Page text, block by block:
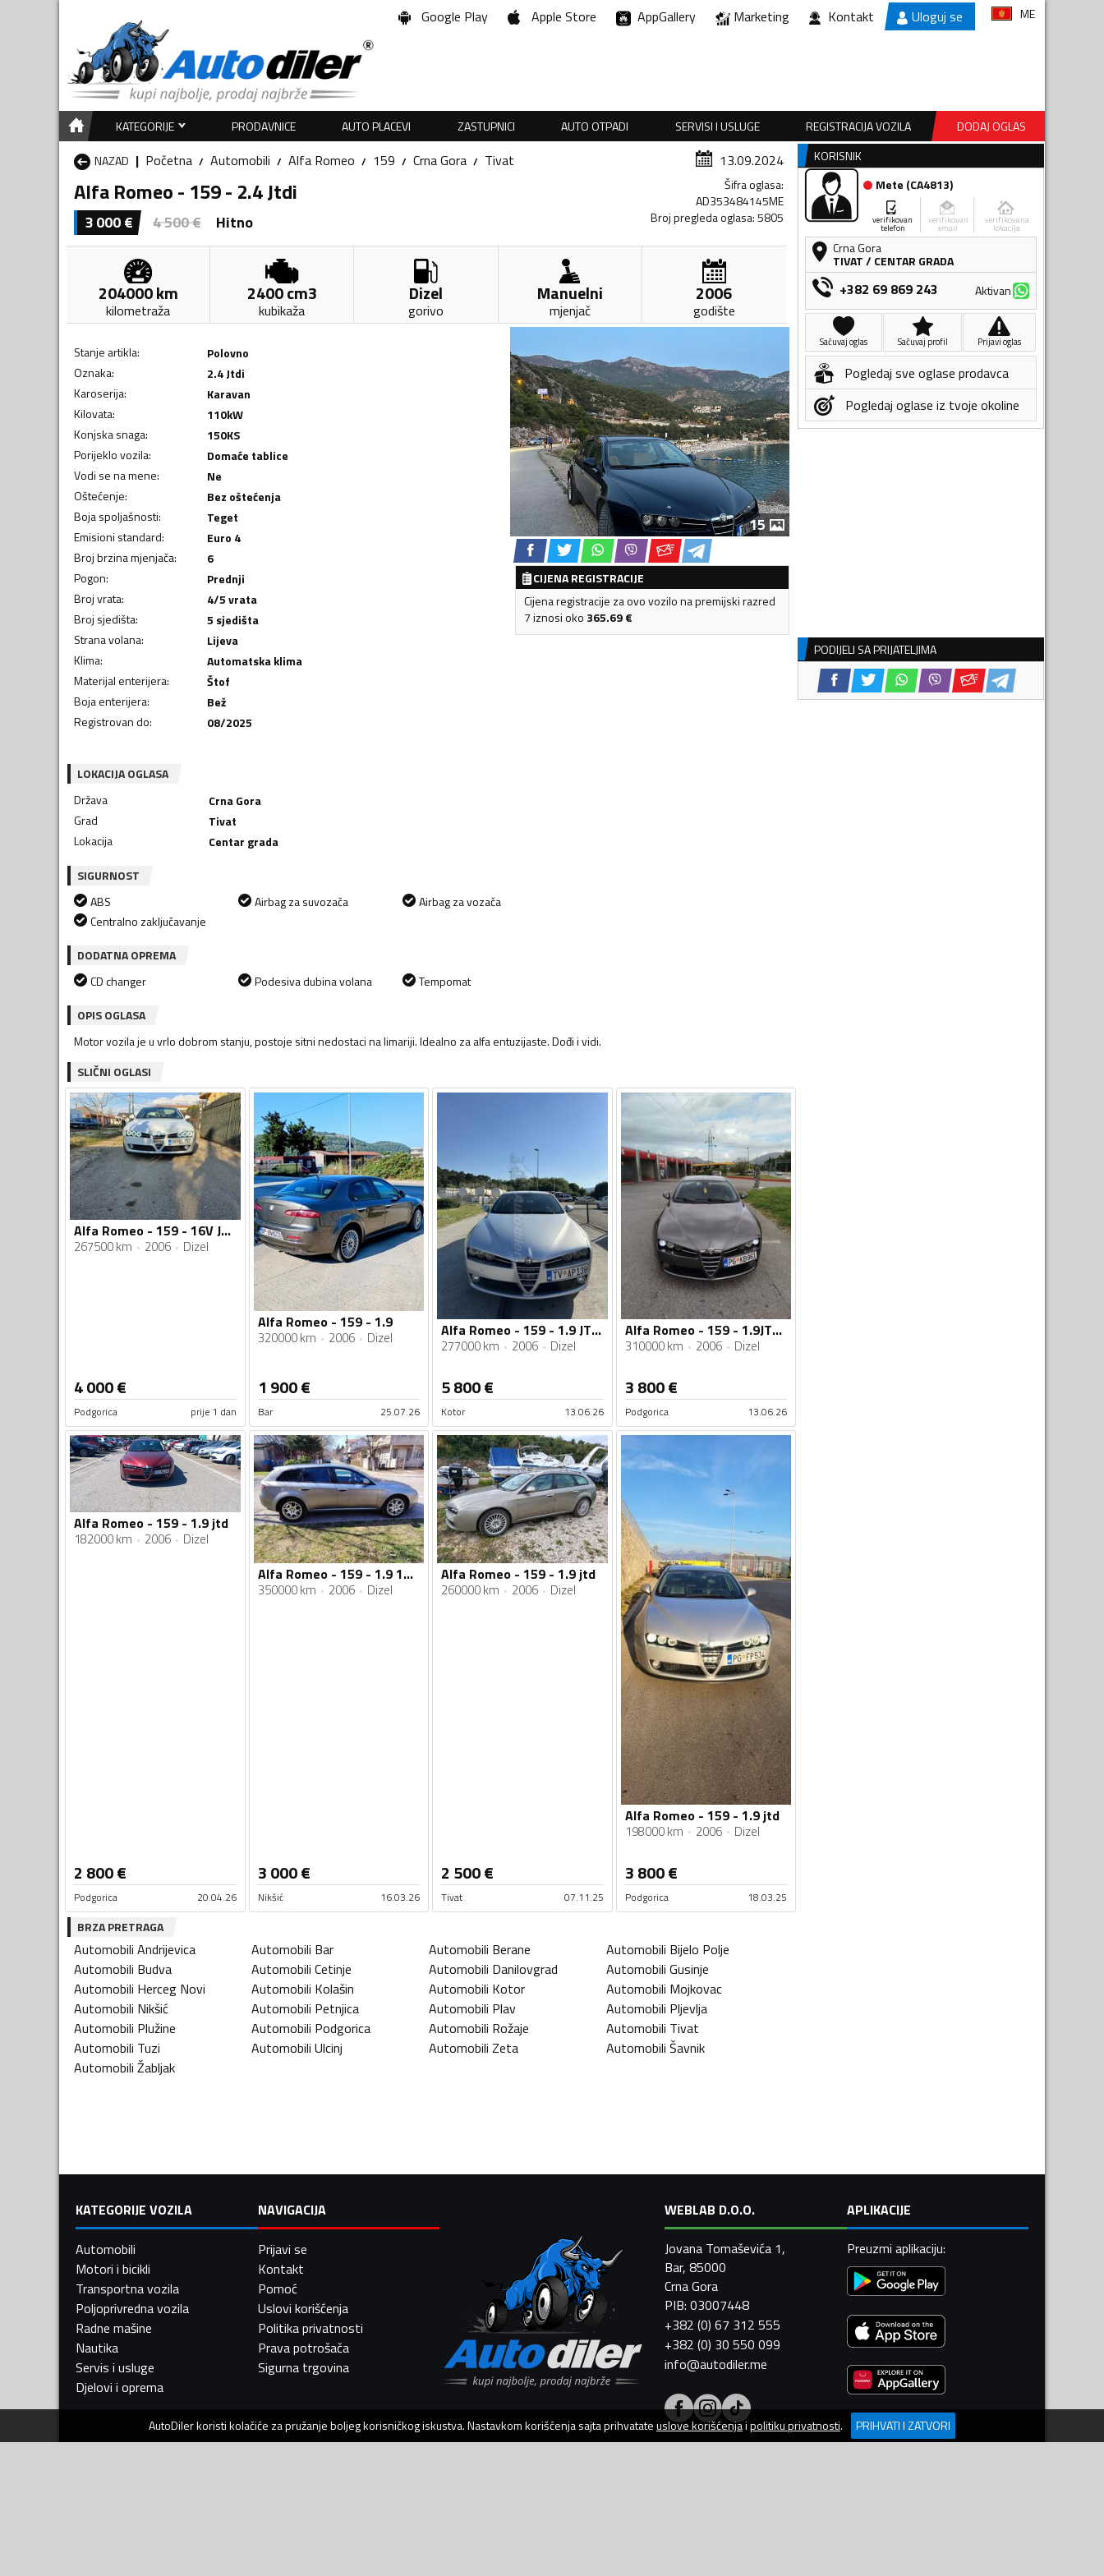
Google Play Apple Store AppGallery Marketing Kontakt Uloguj se ME
KATEGORIJE PRODAVNICE AUTO PLACEVI ZASTUPNICI AUTO OTPADI SERVISI I USLUGE REGISTRACIJA VOZILA
DODAJ OGLAS
NAZAD
Početna Automobili Alfa Romeo 159 Crna Gora Tivat 13.09.2024
Alfa Romeo - 159 - 2.4 Jtdi
3 000€ 4 500€ Hitno
Šifra oglasa:
AD353484145ME
Broj pregleda oglasa:5805
204000km
kilometraža
2400cm3
kubikaža
Dizel
gorivo
Manuelni
mjenjač
2006
godište
Stanje artikla:
Polovno
Oznaka:
2.4 Jtdi
Karoserija:
Karavan
Kilovata: 110kW
Konjska snaga: 150KS
Porijeklo vozila:
Domaće tablice
Vodi se na mene:
Ne
Oštećenje:
Bez oštećenja
Boja spoljašnosti:
Teget
Emisioni standard:
Euro 4
Broj brzina mjenjača:
6
Pogon:
Prednji
Broj vrata:
4/5 vrata
Broj sjedišta:
5 sjedišta
Strana volana:
Lijeva
Klima:
Automatska klima
Materijal enterijera:
Štof
Boja enterijera:
Bež
Registrovan do: 08/2025
15
CIJENA REGISTRACIJE
Cijena registracije za ovo vozilo na premijski razred
7 iznosi oko 365.69€
LOKACIJA OGLASA
Država
Crna Gora
Grad
Tivat
Lokacija
Centar grada
SIGURNOST
ABS
Centralno zaključavanje
Airbag za suvozača Airbag za vozača
DODATNA OPREMA
CD changer
Podesiva dubina volana
Tempomat
OPIS OGLASA
Motor vozila je u vrlo dobrom stanju, postoje sitni nedostaci na limariji. Idealno za alfa entuzijaste. Dođi i vidi.
SLIČNI OGLASI
Alfa Romeo - 159 - 16V JTDm
267500 km 2006 Dizel
4 000€
Podgorica prije 1 dan
Alfa Romeo - 159 - 1.9
320000 km 2006 Dizel
1 900€
Bar 25.07.26
Alfa Romeo - 159 - 1.9 JTDm
277000 km 2006 Dizel
5 800€
Kotor 13.06.26
Alfa Romeo - 159 - 1.9JTDM
310000 km 2006 Dizel
3 800€
Podgorica 13.06.26
Alfa Romeo - 159 - 1.9 jtd
182000 km 2006 Dizel
2 800€
Podgorica 20.04.26
Alfa Romeo - 159 - 1.9 110kw
350000 km 2006 Dizel
3 000€
Nikšić 16.03.26
Alfa Romeo - 159 - 1.9 jtd
260000 km 2006 Dizel
2 500€
Tivat 07.11.25
Alfa Romeo - 159 - 1.9 jtd
198000 km 2006 Dizel
3 800€
Podgorica 18.03.25
BRZA PRETRAGA
Automobili Andrijevica Automobili Bar Automobili Berane Automobili Bijelo Polje
Automobili Budva Automobili Cetinje Automobili Danilovgrad Automobili Gusinje
Automobili Herceg Novi Automobili Kolašin Automobili Kotor Automobili Mojkovac
Automobili Nikšić Automobili Petnjica Automobili Plav Automobili Pljevlja
Automobili Plužine Automobili Podgorica Automobili Rožaje Automobili Tivat
Automobili Tuzi Automobili Ulcinj Automobili Zeta Automobili Šavnik
Automobili Žabljak
KORISNIK
Mete (CA4813)
verifikovan
telefon
verifikovan
email
verifikovana
lokacija
Crna Gora
TIVAT/ CENTAR GRADA
+382 69 869 243 Aktivan
Sačuvaj oglas Sačuvaj profil Prijavi oglas
Pogledaj sve oglase prodavca
Pogledaj oglase iz tvoje okoline
PODIJELI SA PRIJATELJIMA
KATEGORIJE VOZILA
Automobili
Motori i bicikli
Transportna vozila
Poljoprivredna vozila
Radne mašine
Nautika
Servis i usluge
Djelovi i oprema
NAVIGACIJA
Prijavi se
Kontakt
Pomoć
Uslovi korišćenja
Politika privatnosti
Prava potrošača
Sigurna trgovina
WEBLAB D.O.O.
Jovana Tomaševića 1,
Bar, 85000
Crna Gora
PIB: 03007448
+382 (0) 67 312 555
+382 (0) 30 550 099
info@autodiler.me
APLIKACIJE
Preuzmi aplikaciju:
AutoDilerkoristi kolačiće za pružanje boljeg korisničkog iskustva. Nastavkom korišćenja sajta prihvatateuslove korišćenjaipolitiku privatnosti. PRIHVATI I ZATVORI